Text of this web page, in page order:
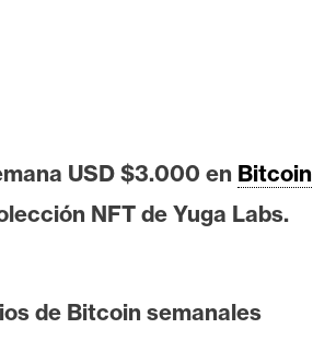
USD $3.000 en Bitcoin
NFT de Yuga Labs.
de Bitcoin semanales